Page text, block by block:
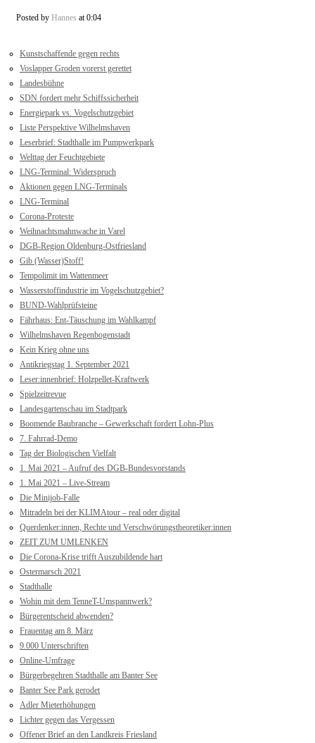
Posted by Hannes at 0:04
Kunstschaffende gegen rechts
Voslapper Groden vorerst gerettet
Landesbühne
SDN fordert mehr Schiffssicherheit
Energiepark vs. Vogelschutzgebiet
Liste Perspektive Wilhelmshaven
Leserbrief: Stadthalle im Pumpwerkpark
Welttag der Feuchtgebiete
LNG-Terminal: Widerspruch
Aktionen gegen LNG-Terminals
LNG-Terminal
Corona-Proteste
Weihnachtsmahnwache in Varel
DGB-Region Oldenburg-Ostfriesland
Gib (Wasser)Stoff!
Tempolimit im Wattenmeer
Wasserstoffindustrie im Vogelschutzgebiet?
BUND-Wahlprüfsteine
Fährhaus: Ent-Täuschung im Wahlkampf
Wilhelmshaven Regenbogenstadt
Kein Krieg ohne uns
Antikriegstag 1. September 2021
Leser:innenbrief: Holzpellet-Kraftwerk
Spielzeitrevue
Landesgartenschau im Stadtpark
Boomende Baubranche – Gewerkschaft fordert Lohn-Plus
7. Fahrrad-Demo
Tag der Biologischen Vielfalt
1. Mai 2021 – Aufruf des DGB-Bundesvorstands
1. Mai 2021 – Live-Stream
Die Minijob-Falle
Mitradeln bei der KLIMAtour – real oder digital
Querdenker:innen, Rechte und Verschwörungstheoretiker:innen
ZEIT ZUM UMLENKEN
Die Corona-Krise trifft Auszubildende hart
Ostermarsch 2021
Stadthalle
Wohin mit dem TenneT-Umspannwerk?
Bürgerentscheid abwenden?
Frauentag am 8. März
9.000 Unterschriften
Online-Umfrage
Bürgerbegehren Stadthalle am Banter See
Banter See Park gerodet
Adler Mieterhöhungen
Lichter gegen das Vergessen
Offener Brief an den Landkreis Friesland